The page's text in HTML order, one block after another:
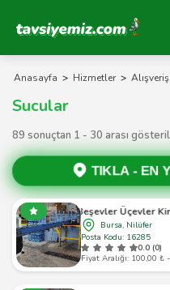
Tavsiyemiz Anasayfa
Anasayfa > Hizmetler > Alışveriş
Sucular
89 sonuçtan 1 - 30 arası
TIKLA - EN
Beşevler Üçevler
Bursa, Nilüfer
Posta Kodu: 16285
0.0 (0)
Fiyat Aralığı: 100,00 ₺